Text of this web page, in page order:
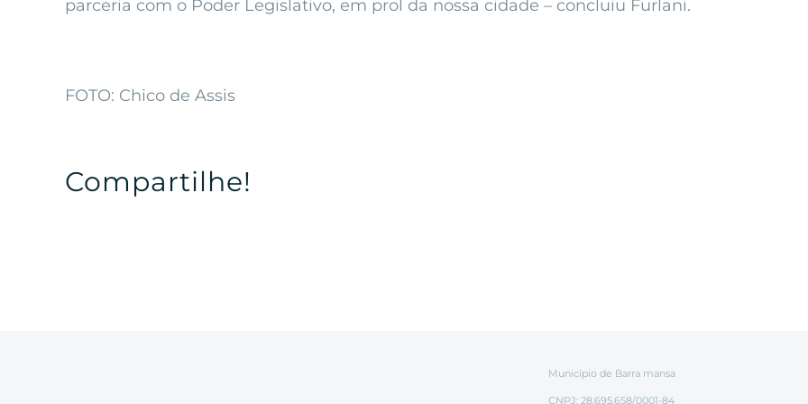
parceria com o Poder Legislativo, em prol da nossa cidade – concluiu Furlani.
FOTO: Chico de Assis
Compartilhe!
Município de Barra mansa
CNPJ: 28.695.658/0001-84